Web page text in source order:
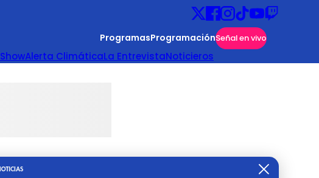
ProgramasProgramaciónSeñal en vivo
ShowAlerta ClimáticaLa EntrevistaNoticieros